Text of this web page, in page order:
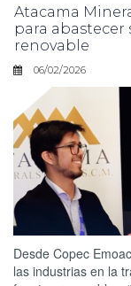
Atacama
para abastecer
renovable
06/02/2026
Desde Copec
las industrias en la